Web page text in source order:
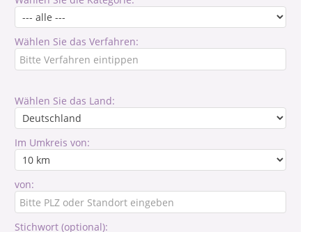
Wählen Sie das Verfahren:
Wählen Sie das Land:
Im Umkreis von:
von:
Stichwort (optional):